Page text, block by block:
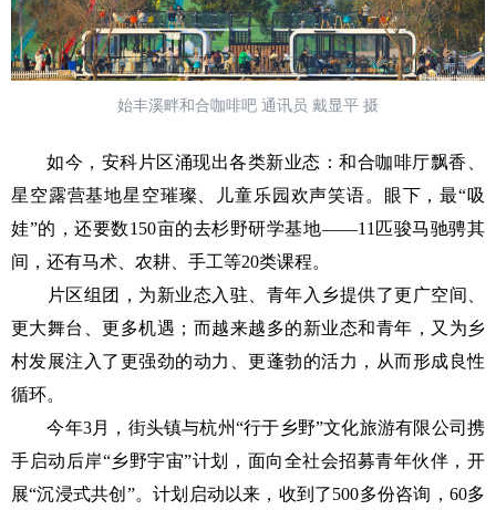
始丰溪畔和合咖啡吧 通讯员 戴显平 摄
如今，安科片区涌现出各类新业态：和合咖啡厅飘香、
星空露营基地星空璀璨、儿童乐园欢声笑语。眼下，最“吸
娃”的，还要数150亩的去杉野研学基地——11匹骏马驰骋其
间，还有马术、农耕、手工等20类课程。
片区组团，为新业态入驻、青年入乡提供了更广空间、
更大舞台、更多机遇；而越来越多的新业态和青年，又为乡
村发展注入了更强劲的动力、更蓬勃的活力，从而形成良性
循环。
今年3月，街头镇与杭州“行于乡野”文化旅游有限公司携
手启动后岸“乡野宇宙”计划，面向全社会招募青年伙伴，开
展“沉浸式共创”。计划启动以来，收到了500多份咨询，60多